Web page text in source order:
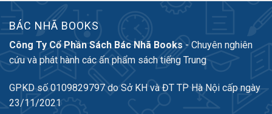
BÁC NHÃ BOOKS
Công Ty Cổ Phần Sách Bác Nhã Books - Chuyên nghiên
cứu và phát hành các ấn phẩm sách tiếng Trung
GPKD số 0109829797 do Sở KH và ĐT TP Hà Nội cấp ngày
23/11/2021